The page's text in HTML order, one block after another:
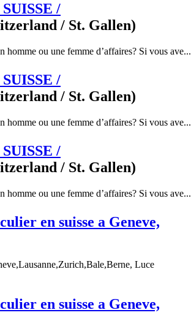
/
/ St. Gallen)
homme ou une femme d’affaires? Si vous ave...
/
/ St. Gallen)
homme ou une femme d’affaires? Si vous ave...
/
/ St. Gallen)
homme ou une femme d’affaires? Si vous ave...
en suisse a Geneve,
Luce
en suisse a Geneve,